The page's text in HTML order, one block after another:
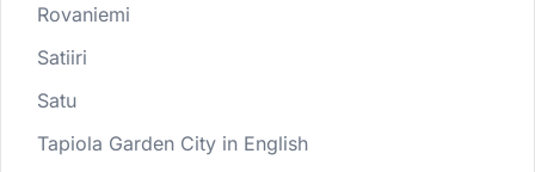
Rovaniemi
Satiiri
Satu
Tapiola Garden City in English